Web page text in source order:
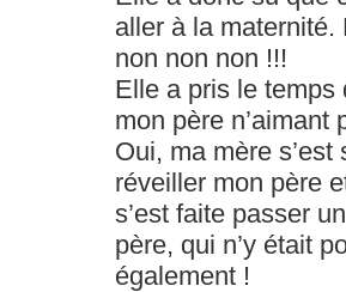
aller à la maternité.
non non non !!!
Elle a pris le temps
mon père n’aimant
Oui, ma mère
réveiller mon père
s’est faite passer
père, qui n’y était
également !